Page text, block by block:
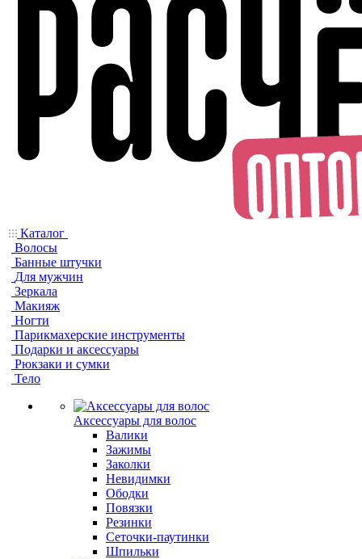
Каталог
Волосы
Банные штучки
Для мужчин
Зеркала
Макияж
Ногти
Парикмахерские инструменты
Подарки и аксессуары
Рюкзаки и сумки
Тело
Аксессуары для волос
Валики
Зажимы
Заколки
Невидимки
Ободки
Повязки
Резинки
Сеточки-паутинки
Шпильки